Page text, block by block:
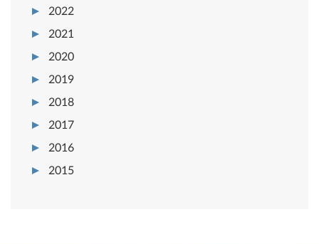
2022
2021
2020
2019
2018
2017
2016
2015